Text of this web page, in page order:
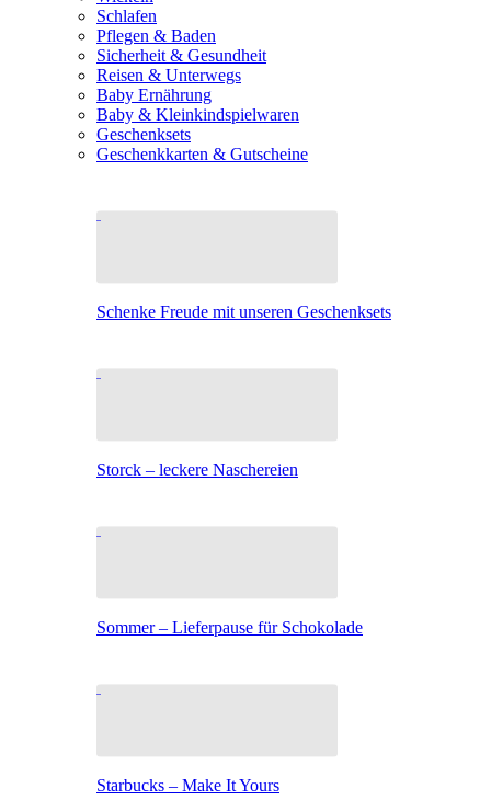
Schlafen
Pflegen & Baden
Sicherheit & Gesundheit
Reisen & Unterwegs
Baby Ernährung
Baby & Kleinkindspielwaren
Geschenksets
Geschenkkarten & Gutscheine
Schenke Freude mit unseren Geschenksets
Storck – leckere Naschereien
Sommer – Lieferpause für Schokolade
Starbucks – Make It Yours